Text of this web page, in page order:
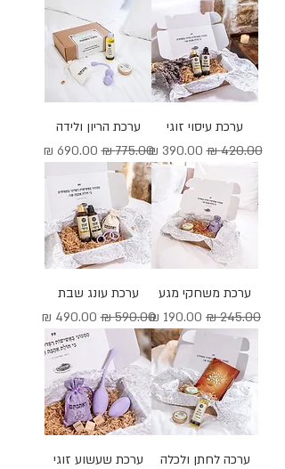
ערכת עיסוי זוגי
מחיר רגיל‏420.00 ‏₪ מחיר מבצע
ערכת הריון ולידה
מחיר רגיל‏775.00 ‏₪ מחיר מבצע
ערכת משחקי מגע
מחיר רגיל
מחיר מבצע
ערכת עונג שבת
מחיר רגיל‏590.00 ‏₪ מחיר מבצע
ערכה לחתן ולכלה ערכת שעשוע זוגי